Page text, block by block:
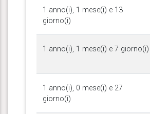
1 anno(i), 1 mese(i) e 13
giorno(i)
1 anno(i), 1 mese(i) e 7 giorno(i)
1 anno(i), 0 mese(i) e 27
giorno(i)